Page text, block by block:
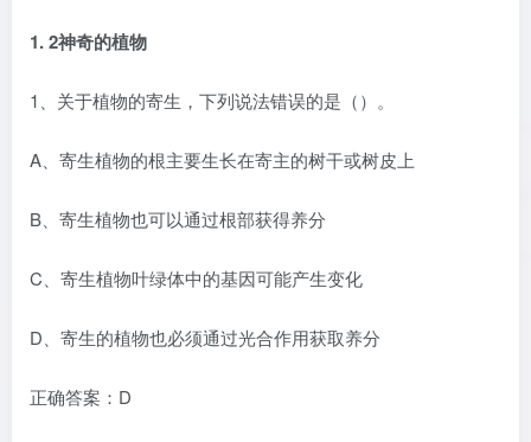
1.2神奇的植物
1、关于植物的寄生，下列说法错误的是（）。
A、寄生植物的根主要生长在寄主的树干或树皮上
B、寄生植物也可以通过根部获得养分
C、寄生植物叶绿体中的基因可能产生变化
D、寄生的植物也必须通过光合作用获取养分
正确答案：D